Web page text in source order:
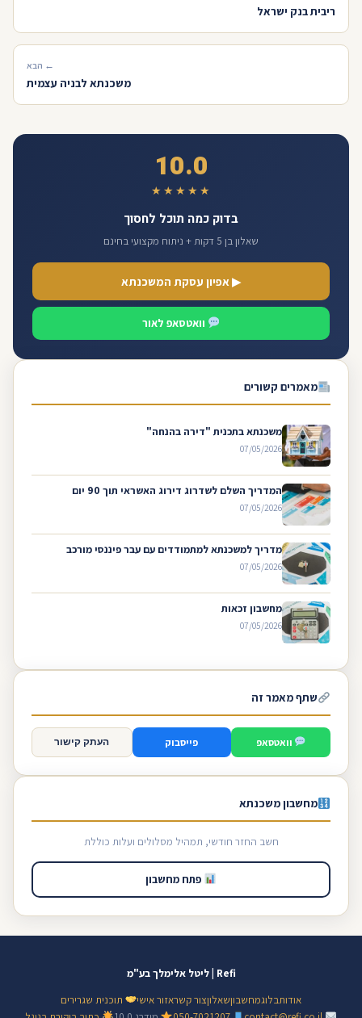
ריבית בנק ישראל
← הבא
משכנתא לבניה עצמית
10.0
★★★★★
בדוק כמה תוכל לחסוך
שאלון בן 5 דקות + ניתוח מקצועי בחינם
▶ אפיון עסקת המשכנתא
וואטסאפ לאור
מאמרים קשורים
משכנתא בתכנית "דירה בהנחה"
07/05/2026
המדריך השלם לשדרוג דירוג האשראי תוך 90 יום
07/05/2026
מדריך למשכנתא למתמודדים עם עבר פיננסי מורכב
07/05/2026
מחשבון זכאות
07/05/2026
שתף מאמר זה
וואטסאפ פייסבוק העתק קישור
מחשבון משכנתא
חשב החזר חודשי, תמהיל מסלולים ועלות כוללת
פתח מחשבון
Refi | ליטל אלימלך בע"מ
אודותבלוגמחשבוןשאלוןצור קשראזור אישי
תוכנית שגרירים